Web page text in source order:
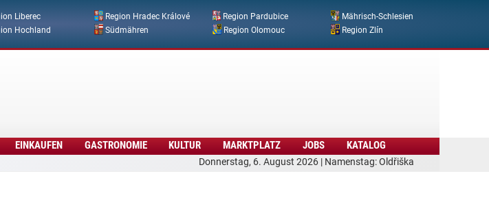
Inhalt
Liberec Region Hradec Králové Region Pardubice
Mährisch-Schlesien
Hochland Südmähren Region Olomouc Region Zlín
Donnerstag, 6. August 2026 | Namenstag: Oldřiška
EINKAUFEN GASTRONOMIE KULTUR MARKTPLATZ JOBS KATALOG